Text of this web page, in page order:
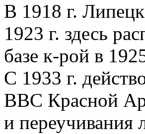
В 1918 г. Липецк
1923 г. здесь
базе к-рой в
С 1933 г.
ВВС Красной
и переучивания